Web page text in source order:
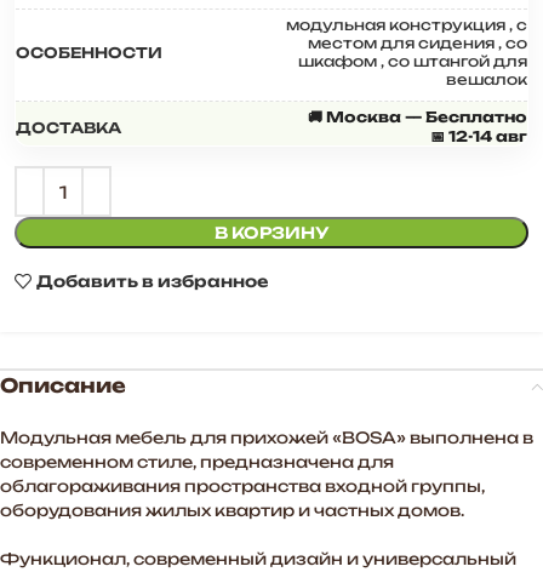
ОСОБЕННОСТИ
модульная конструкция , с
местом для сидения , со
шкафом , со штангой для
вешалок
ДОСТАВКА
🚚 Москва — Бесплатно
📅 12-14 авг
В КОРЗИНУ
Добавить в избранное
Описание
Модульная мебель для прихожей «BOSA» выполнена в
современном стиле, предназначена для
облагораживания пространства входной группы,
оборудования жилых квартир и частных домов.
Функционал, современный дизайн и универсальный